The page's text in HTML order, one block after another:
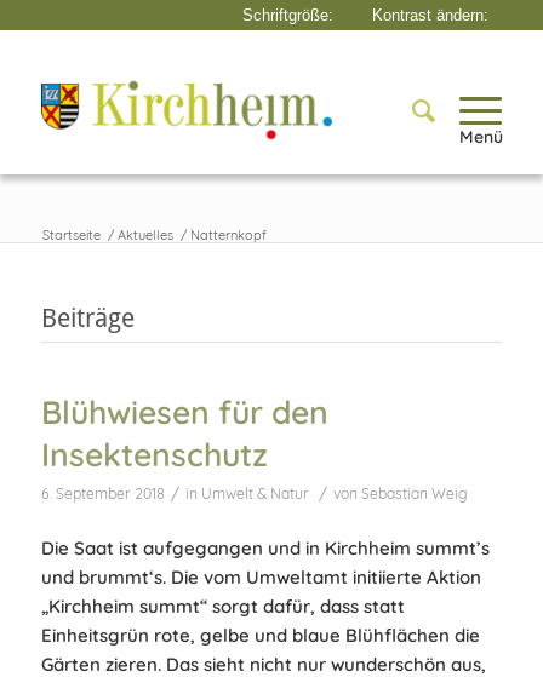
Menü
Startseite / Aktuelles / Natternkopf
Beiträge
Blühwiesen für den
Insektenschutz
6. September 2018 / in Umwelt & Natur / von Sebastian Weig
Die Saat ist aufgegangen und in Kirchheim summt’s
und brummt‘s. Die vom Umweltamt initiierte Aktion
„Kirchheim summt“ sorgt dafür, dass statt
Einheitsgrün rote, gelbe und blaue Blühflächen die
Gärten zieren. Das sieht nicht nur wunderschön aus,